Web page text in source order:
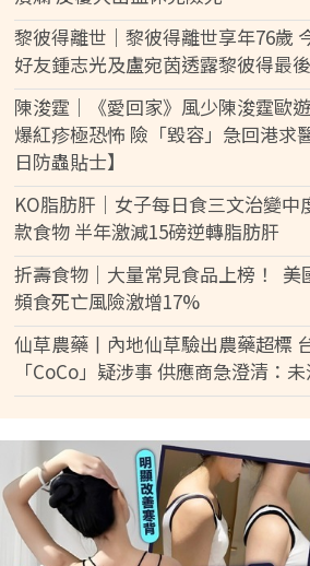
黎彼得離世｜黎彼得離世享年76歲
好友鍾志光及盧宛茵透露黎彼得最
陳浚霆｜《愛回家》風少陳浚霆歐
爆紅疹極恐怖 險「毀容」急回港求
日防蟲貼士】
KO脂肪肝｜女子每日食三文治變中
款食物 半年激減15磅逆轉脂肪肝
折壽食物｜大量常見食品上榜！ 美
頻食死亡風險激增17%
仙草農藥丨內地仙草驗出農藥超標
「CoCo」疑涉事 供應商急澄清：